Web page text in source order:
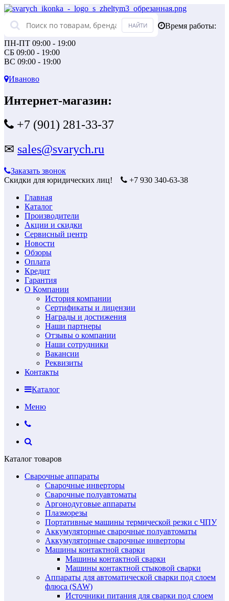
Время работы:
ПН-ПТ 09:00 - 19:00
СБ 09:00 - 19:00
ВС 09:00 - 19:00
Иваново
Интернет-магазин:
+7 (901) 281-33-37
✉ sales@svarych.ru
Заказать звонок
Скидки для юридических лиц!
+7 930 340-63-38
Главная
Каталог
Производители
Акции и скидки
Сервисный центр
Новости
Обзоры
Оплата
Кредит
Гарантия
О Компании
История компании
Сертификаты и лицензии
Награды и достижения
Наши партнеры
Отзывы о компании
Наши сотрудники
Вакансии
Реквизиты
Контакты
Каталог
Меню
Каталог товаров
Сварочные аппараты
Сварочные инверторы
Сварочные полуавтоматы
Аргонодуговые аппараты
Плазморезы
Портативные машины термической резки с ЧПУ
Аккумуляторные сварочные полуавтоматы
Аккумуляторные сварочные инверторы
Машины контактной сварки
Машины контактной сварки
Машины контактной стыковой сварки
Аппараты для автоматической сварки под слоем
флюса (SAW)
Источники питания для сварки под слоем